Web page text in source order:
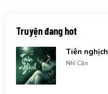
Truyện đang hot
Tiên nghịch
Nhĩ Căn